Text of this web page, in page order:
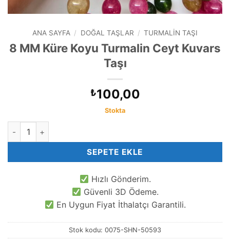
ANA SAYFA / DOĞAL TAŞLAR / TURMALIN TAŞI
8 MM Küre Koyu Turmalin Ceyt Kuvars
Taşı
₺100,00
Stokta
8 MM Küre Koyu Turmalin Ceyt Kuvars Taşı adet
SEPETE EKLE
Hızlı Gönderim.
Güvenli 3D Ödeme.
En Uygun Fiyat İthalatçı Garantili.
Stok kodu: 0075-SHN-50593